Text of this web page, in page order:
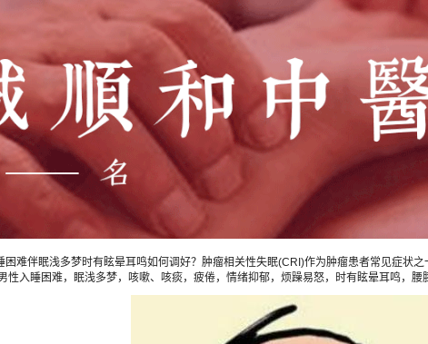
伴眠浅多梦时有眩晕耳鸣如何调好？肿瘤相关性失眠(CRI)作为肿瘤患者常见症状
入睡困难，眠浅多梦，咳嗽、咳痰，疲倦，情绪抑郁，烦躁易怒，时有眩晕耳鸣，腰